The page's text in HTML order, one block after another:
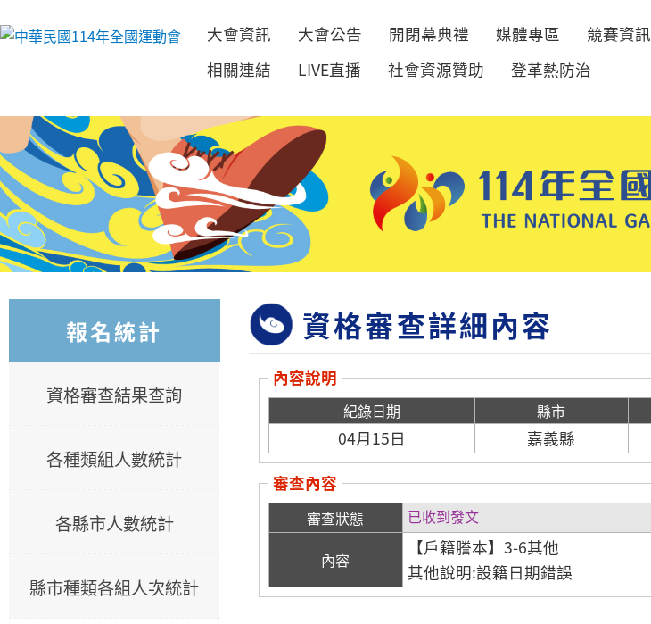
跳到主要內容
大會資訊 大會公告 開閉幕典禮 媒體專區 競賽資訊
相關連結
LIVE直播 社會資源贊助 登革熱防治
報名統計
資格審查結果查詢
各種類組人數統計
各縣市人數統計
縣市種類各組人次統計
資格審查詳細內容
內容說明
紀錄日期 縣市
04月15日 嘉義縣
審查內容
審查狀態 已收到發文
內容
【戶籍謄本】3-6其他
其他說明:設籍日期錯誤